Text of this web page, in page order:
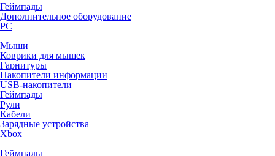
Геймпады
Дополнительное оборудование
PC
Мыши
Коврики для мышек
Гарнитуры
Накопители информации
USB-накопители
Геймпады
Рули
Кабели
Зарядные устройства
Xbox
Геймпады